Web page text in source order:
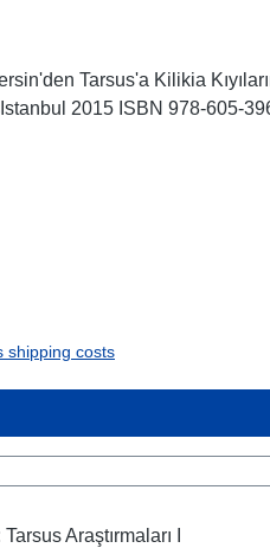
Tarsus'a Kilikia
2015 ISBN 978-605-
shipping costs